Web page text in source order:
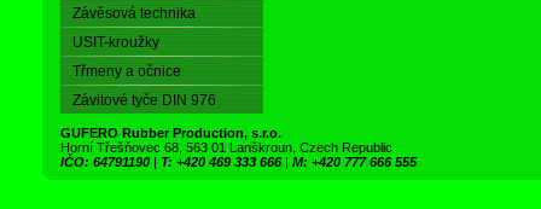
Závěsová technika
USIT-kroužky
Třmeny a očnice
Závitové tyče DIN 976
GUFERO Rubber Production, s.r.o.
Horní Třešňovec 68, 563 01 Lanškroun, Czech Republic
IČO: 64791190 | T: +420 469 333 666 | M: +420 777 666 555